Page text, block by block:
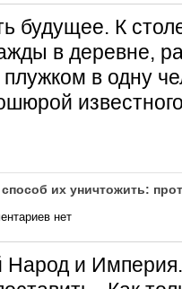
будущее. К
в деревне,
в одну
их уничтожить:
нет
Народ и